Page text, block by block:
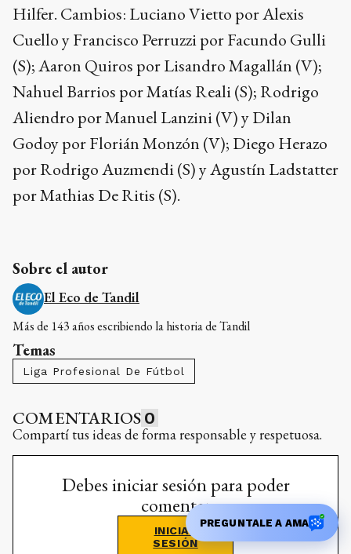
Hilfer. Cambios: Luciano Vietto por Alexis
Cuello y Francisco Perruzzi por Facundo Gulli
(S); Aaron Quiros por Lisandro Magallán (V);
Nahuel Barrios por Matías Reali (S); Rodrigo
Aliendro por Manuel Lanzini (V) y Dilan
Godoy por Florián Monzón (V); Diego Herazo
por Rodrigo Auzmendi (S) y Agustín Ladstatter
por Mathias De Ritis (S).
Sobre el autor
El Eco de Tandil
Más de 143 años escribiendo la historia de Tandil
Temas
Liga Profesional De Fútbol
COMENTARIOS 0
Compartí tus ideas de forma responsable y respetuosa.
Debes iniciar sesión para poder
comentar
INICIAR
SESIÓN
PREGUNTALE A AMA